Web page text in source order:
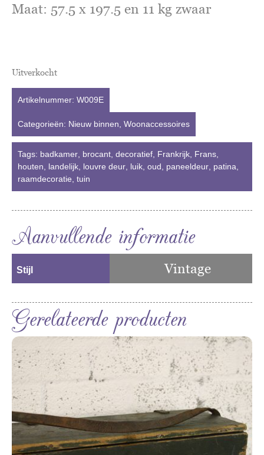
Maat: 57.5 x 197.5 en 11 kg zwaar
Uitverkocht
Artikelnummer: W009E
Categorieën: Nieuw binnen Woonaccessoires
Tags: badkamer brocant decoratief Frankrijk Frans
houten
landelijk louvre deur luik oud paneeldeur patina
raamdecoratie tuin
Aanvullende informatie
Stijl Vintage
Gerelateerde producten